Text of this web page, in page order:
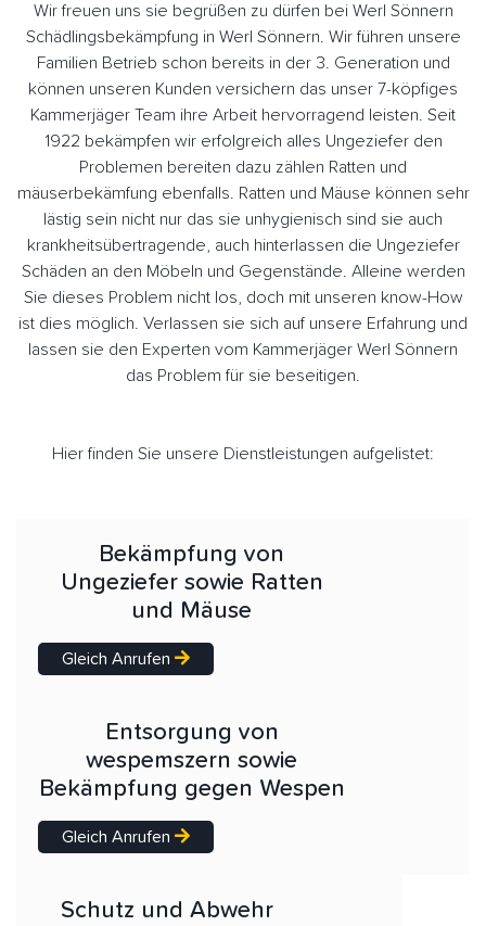
Wir freuen uns sie begrüßen zu dürfen bei Werl Sönnern
Schädlingsbekämpfung in Werl Sönnern. Wir führen unsere
Familien Betrieb schon bereits in der 3. Generation und
können unseren Kunden versichern das unser 7-köpfiges
Kammerjäger Team ihre Arbeit hervorragend leisten. Seit
1922 bekämpfen wir erfolgreich alles Ungeziefer den
Problemen bereiten dazu zählen Ratten und
mäuserbekämfung ebenfalls. Ratten und Mäuse können sehr
lästig sein nicht nur das sie unhygienisch sind sie auch
krankheitsübertragende, auch hinterlassen die Ungeziefer
Schäden an den Möbeln und Gegenstände. Alleine werden
Sie dieses Problem nicht los, doch mit unseren know-How
ist dies möglich. Verlassen sie sich auf unsere Erfahrung und
lassen sie den Experten vom Kammerjäger Werl Sönnern
das Problem für sie beseitigen.
Hier finden Sie unsere Dienstleistungen aufgelistet:
Bekämpfung von
Ungeziefer sowie Ratten
und Mäuse
Gleich Anrufen
Entsorgung von
wespemszern sowie
Bekämpfung gegen Wespen
Gleich Anrufen
Schutz und Abwehr